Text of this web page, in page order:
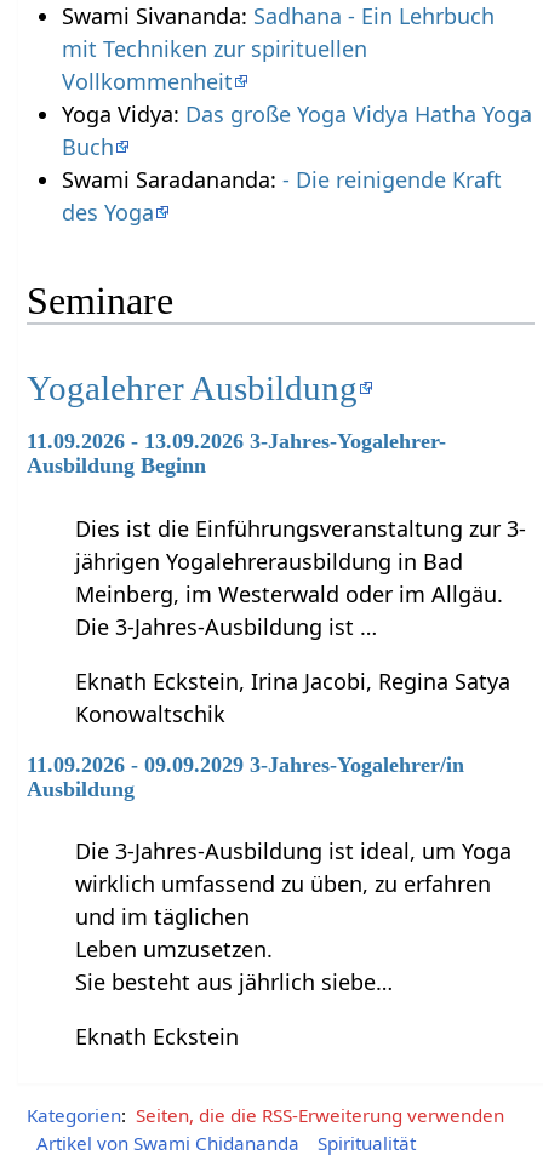
Swami Sivananda: Sadhana - Ein Lehrbuch
mit Techniken zur spirituellen
Vollkommenheit
Yoga Vidya: Das große Yoga Vidya Hatha Yoga
Buch
Swami Saradananda: - Die reinigende Kraft
des Yoga
Seminare
Yogalehrer Ausbildung
11.09.2026 - 13.09.2026 3-Jahres-Yogalehrer-
Ausbildung Beginn
Dies ist die Einführungsveranstaltung zur 3-
jährigen Yogalehrerausbildung in Bad
Meinberg, im Westerwald oder im Allgäu.
Die 3-Jahres-Ausbildung ist …
Eknath Eckstein, Irina Jacobi, Regina Satya
Konowaltschik
11.09.2026 - 09.09.2029 3-Jahres-Yogalehrer/in
Ausbildung
Die 3-Jahres-Ausbildung ist ideal, um Yoga
wirklich umfassend zu üben, zu erfahren
und im täglichen
Leben umzusetzen.
Sie besteht aus jährlich siebe…
Eknath Eckstein
Kategorien: Seiten, die die RSS-Erweiterung verwenden
Artikel von Swami Chidananda
Spiritualität